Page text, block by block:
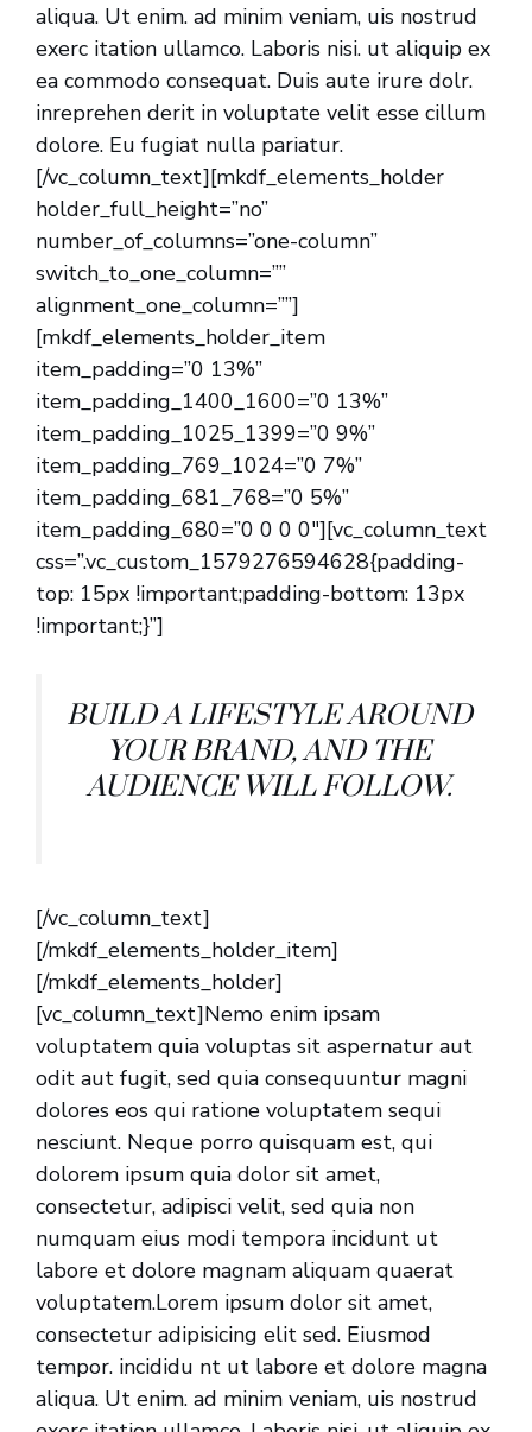
aliqua. Ut enim. ad minim veniam, uis nostrud
exerc itation ullamco. Laboris nisi. ut aliquip ex
ea commodo consequat. Duis aute irure dolr.
inreprehen derit in voluptate velit esse cillum
dolore. Eu fugiat nulla pariatur.
[/vc_column_text][mkdf_elements_holder
holder_full_height=”no”
number_of_columns=”one-column”
switch_to_one_column=””
alignment_one_column=””]
[mkdf_elements_holder_item
item_padding=”0 13%”
item_padding_1400_1600=”0 13%”
item_padding_1025_1399=”0 9%”
item_padding_769_1024=”0 7%”
item_padding_681_768=”0 5%”
item_padding_680=”0 0 0 0″][vc_column_text
css=”.vc_custom_1579276594628{padding-
top: 15px !important;padding-bottom: 13px
!important;}”]
BUILD A LIFESTYLE AROUND
YOUR BRAND, AND THE
AUDIENCE WILL FOLLOW.
[/vc_column_text]
[/mkdf_elements_holder_item]
[/mkdf_elements_holder]
[vc_column_text]Nemo enim ipsam
voluptatem quia voluptas sit aspernatur aut
odit aut fugit, sed quia consequuntur magni
dolores eos qui ratione voluptatem sequi
nesciunt. Neque porro quisquam est, qui
dolorem ipsum quia dolor sit amet,
consectetur, adipisci velit, sed quia non
numquam eius modi tempora incidunt ut
labore et dolore magnam aliquam quaerat
voluptatem.Lorem ipsum dolor sit amet,
consectetur adipisicing elit sed. Eiusmod
tempor. incididu nt ut labore et dolore magna
aliqua. Ut enim. ad minim veniam, uis nostrud